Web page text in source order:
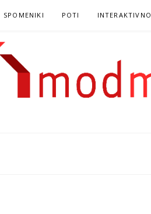
SPOMENIKI POTI INTERAKTIVNO